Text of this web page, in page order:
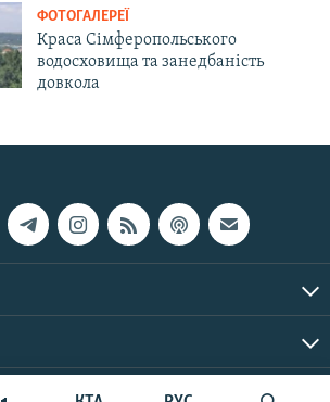
ФОТОГАЛЕРЕЇ
Краса Сімферопольського
водосховища та занедбаність
довкола
© Крим.Реалії, 2026 | Усі права застережено.